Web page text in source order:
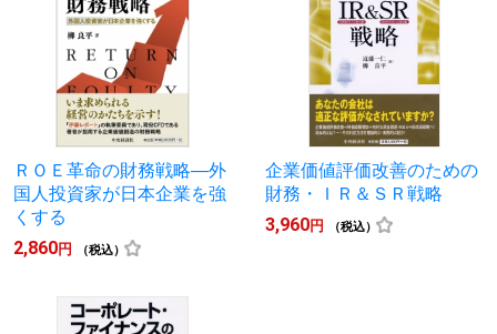
ＲＯＥ革命の財務戦略―外
国人投資家が日本企業を強
くする
2,860円 （税込）
企業価値評価改善のための
財務・ＩＲ＆ＳＲ戦略
3,960円 （税込）